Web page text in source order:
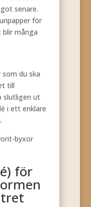
senare.
för
många
du ska
till
slutligen ut
i ett enklare
för